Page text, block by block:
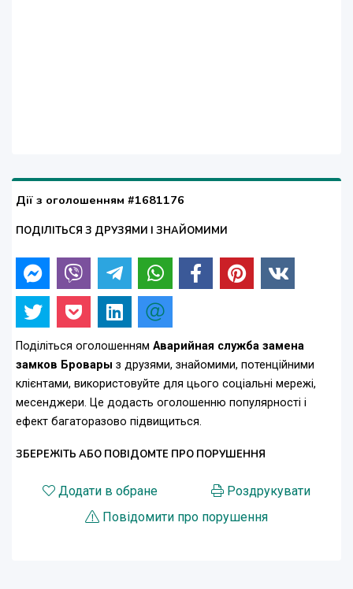
Дії з оголошенням #1681176
ПОДІЛІТЬСЯ З ДРУЗЯМИ І ЗНАЙОМИМИ
Поділіться оголошенням Аварийная служба замена
замков Бровары з друзями, знайомими, потенційними
клієнтами, використовуйте для цього соціальні мережі,
месенджери. Це додасть оголошенню популярності і
ефект багаторазово підвищиться.
ЗБЕРЕЖІТЬ АБО ПОВІДОМТЕ ПРО ПОРУШЕННЯ
Додати в обране
Роздрукувати
Повідомити про порушення